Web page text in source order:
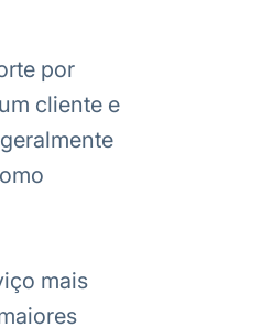
por
cliente e
mais